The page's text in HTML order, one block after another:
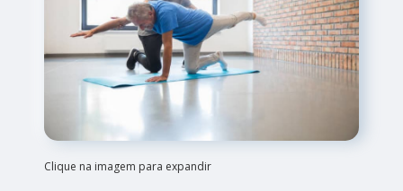
Clique na imagem para expandir